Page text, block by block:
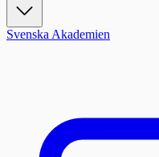
Svenska Akademien